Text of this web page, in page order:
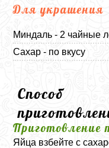
Для украшения
Миндаль - 2 чайные
Сахар - по вкусу
Способ
Приготовление
Яйца взбейте с